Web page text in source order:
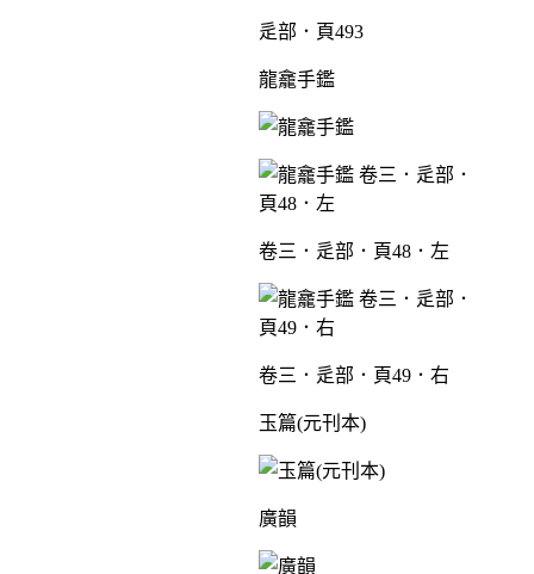
辵部．頁493
龍龕手鑑
卷三．辵部．頁48．左
卷三．辵部．頁49．右
玉篇(元刊本)
廣韻